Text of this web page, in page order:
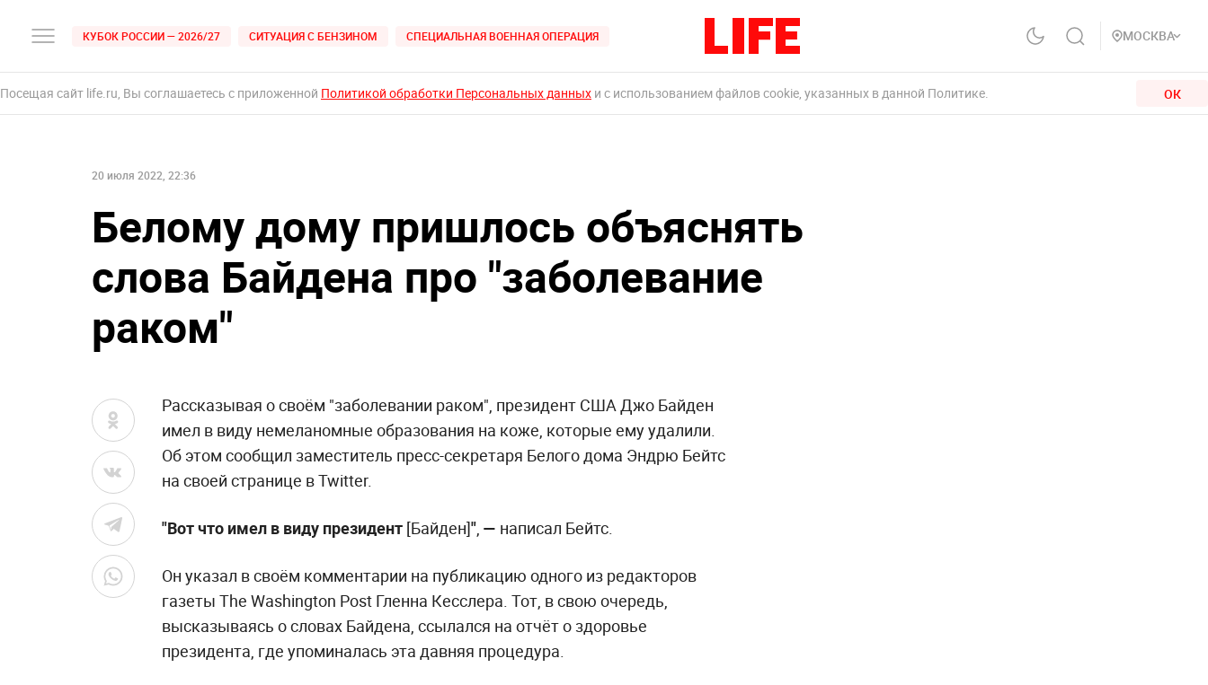
КУБОК РОССИИ — 2026/27 СИТУАЦИЯ С БЕНЗИНОМ СПЕЦИАЛЬНАЯ ВОЕННАЯ ОПЕРАЦИЯ МОСКВА
Посещая сайт life.ru, Вы соглашаетесь с приложенной Политикой обработки Персональных данных и с использованием файлов cookie, указанных в данной Политике. ОК
20 июля 2022, 22:36
Белому дому пришлось объяснять
слова Байдена про "заболевание
раком"
Рассказывая о своём "заболевании раком", президент США Джо Байден
имел в виду немеланомные образования на коже, которые ему удалили.
Об этом сообщил заместитель пресс-секретаря Белого дома Эндрю Бейтс
на своей странице в Twitter.
"Вот что имел в виду президент [Байден]", — написал Бейтс.
Он указал в своём комментарии на публикацию одного из редакторов
газеты The Washington Post Гленна Кесслера. Тот, в свою очередь,
высказываясь о словах Байдена, ссылался на отчёт о здоровье
президента, где упоминалась эта давняя процедура.